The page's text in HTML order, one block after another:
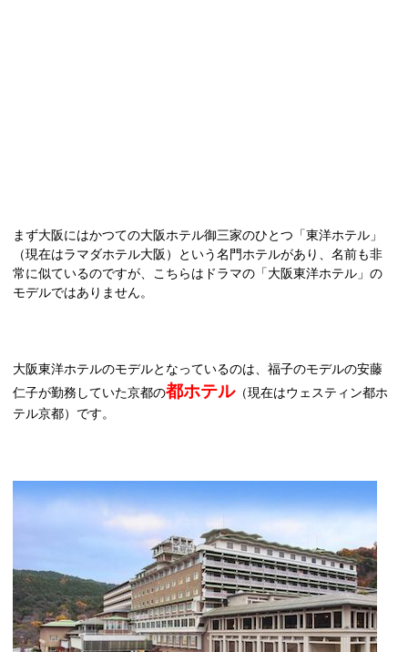
まず大阪にはかつての大阪ホテル御三家のひとつ「東洋ホテル」
（現在はラマダホテル大阪）という名門ホテルがあり、名前も非
常に似ているのですが、こちらはドラマの「大阪東洋ホテル」の
モデルではありません。
大阪東洋ホテルのモデルとなっているのは、福子のモデルの安藤
仁子が勤務していた京都の都ホテル（現在はウェスティン都ホ
テル京都）です。